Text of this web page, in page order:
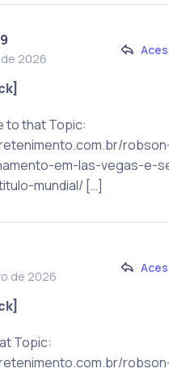
2026
to that Topic:
em-las-vegas-e-
mundial/ […]
de 2026
Topic: